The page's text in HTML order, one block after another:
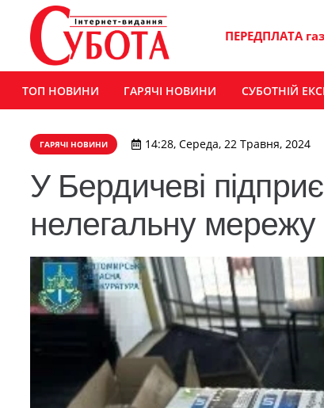
ПЕРЕДПЛАТА
ТОП НОВИНИ ГАРЯЧІ НОВИНИ СУБОТНІЙ
ГАРЯЧІ НОВИНИ 14:28, Середа, 22 Травня, 2024
У Бердичеві
нелегальну мережу